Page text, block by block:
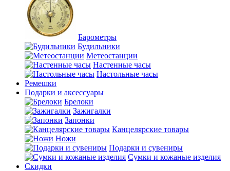
Барометры
Будильники
Метеостанции
Настенные часы
Настольные часы
Ремешки
Подарки и аксессуары
Брелоки
Зажигалки
Запонки
Канцелярские товары
Ножи
Подарки и сувениры
Сумки и кожаные изделия
Скидки